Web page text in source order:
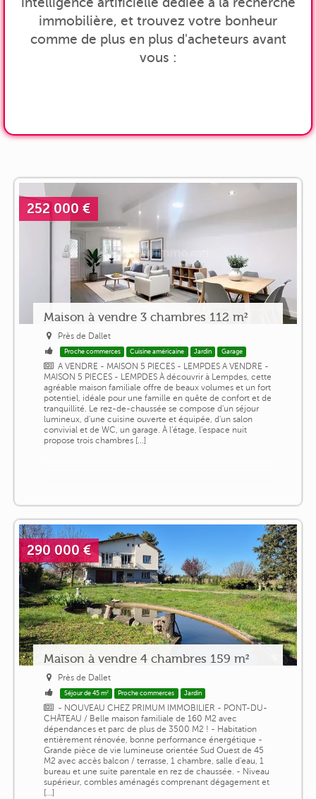
immobilière, et trouvez votre bonheur
comme de plus en plus d'acheteurs avant
vous :
252 000 €
Maison à vendre 3 chambres 112 m²
Près de Dallet
Proche commerces Cuisine américaine Jardin Garage
A VENDRE - MAISON 5 PIECES - LEMPDES A VENDRE -
MAISON 5 PIECES - LEMPDES À découvrir à Lempdes, cette
agréable maison familiale offre de beaux volumes et un fort
potentiel, idéale pour une famille en quête de confort et de
tranquillité. Le rez-de-chaussée se compose d'un séjour
lumineux, d'une cuisine ouverte et équipée, d'un salon
convivial et de WC, un garage. À l'étage, l'espace nuit
propose trois chambres [...]
290 000 €
Maison à vendre 4 chambres 159 m²
Près de Dallet
Séjour de 45 m² Proche commerces Jardin
- NOUVEAU CHEZ PRIMUM IMMOBILIER - PONT-DU-
CHÂTEAU / Belle maison familiale de 160 M2 avec
dépendances et parc de plus de 3500 M2 ! - Habitation
entièrement rénovée, bonne performance énergétique -
Grande pièce de vie lumineuse orientée Sud Ouest de 45
M2 avec accès balcon / terrasse, 1 chambre, salle d'eau, 1
bureau et une suite parentale en rez de chaussée. - Niveau
supérieur, combles aménagés comprenant dégagement et
[...]